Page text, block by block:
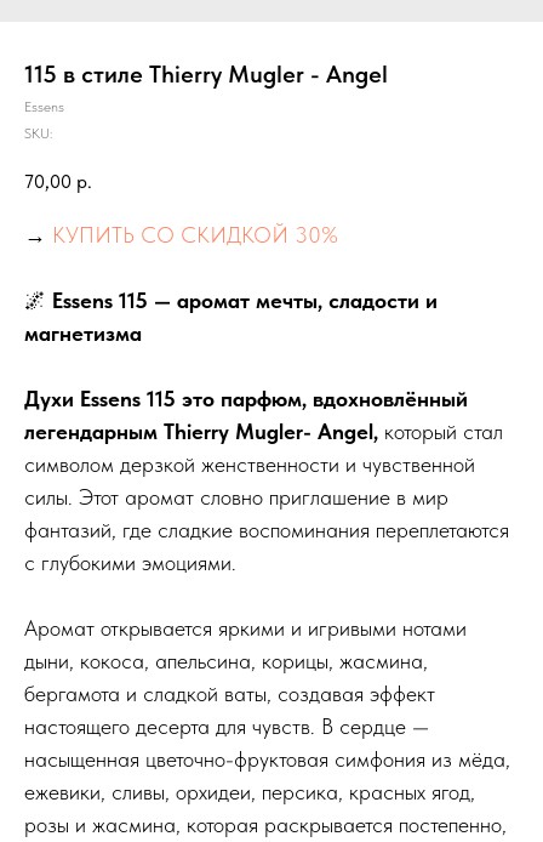
115 в стиле Thierry Mugler - Angel
Essens
SKU:
70,00 р.
→ КУПИТЬ СО СКИДКОЙ 30%
🌌 Essens 115 — аромат мечты, сладости и
магнетизма
Духи Essens 115 это парфюм, вдохновлённый
легендарным Thierry Mugler- Angel, который стал
символом дерзкой женственности и чувственной
силы. Этот аромат словно приглашение в мир
фантазий, где сладкие воспоминания переплетаются
с глубокими эмоциями.
Аромат открывается яркими и игривыми нотами
дыни, кокоса, апельсина, корицы, жасмина,
бергамота и сладкой ваты, создавая эффект
настоящего десерта для чувств. В сердце —
насыщенная цветочно-фруктовая симфония из мёда,
ежевики, сливы, орхидеи, персика, красных ягод,
розы и жасмина, которая раскрывается постепенно,